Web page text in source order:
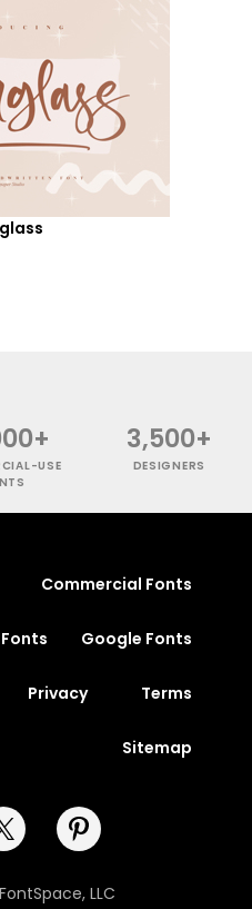
USE
3,500+
DESIGNERS
Commercial Fonts
Google Fonts
Privacy Terms
Sitemap
LLC